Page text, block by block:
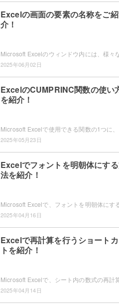
Excelの画面の要素の名称をご紹
介！
2025年06月02日
ExcelのCUMPRINC関数の使い
を紹介！
2025年05月23日
Excelでフォントを明朝体にす
法を紹介！
2025年04月16日
Excelで再計算を行うショート
トを紹介！
2025年04月14日